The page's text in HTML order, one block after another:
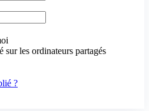
sur les ordinateurs partagés
?